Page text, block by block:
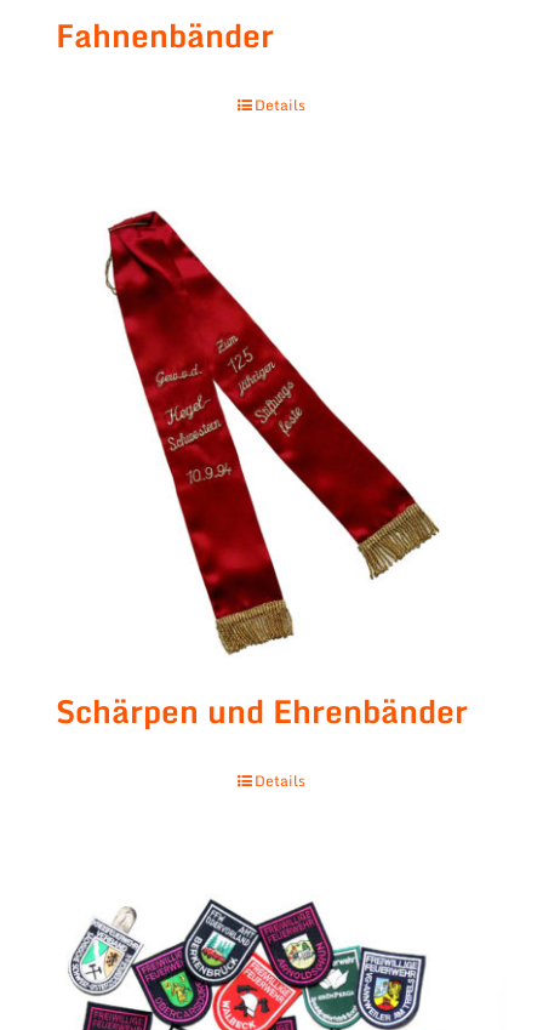
Fahnenbänder
Details
Schärpen und Ehrenbänder
Details